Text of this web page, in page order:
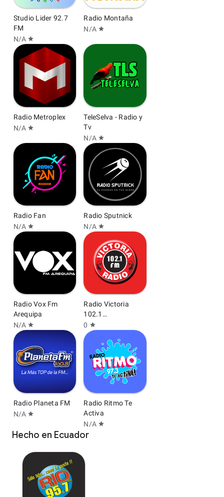
Studio Lider 92.7
FM
N/A star
Radio Montaña
N/A star
Radio Metroplex
N/A star
TeleSelva - Radio y
Tv
N/A star
Radio Fan
N/A star
Radio Sputnick
N/A star
Radio Vox Fm
Arequipa
N/A star
Radio Victoria
102.1
Chachapoyas
0 star
Radio Planeta FM
N/A star
Radio Ritmo Te
Activa
N/A star
Hecho en Ecuador